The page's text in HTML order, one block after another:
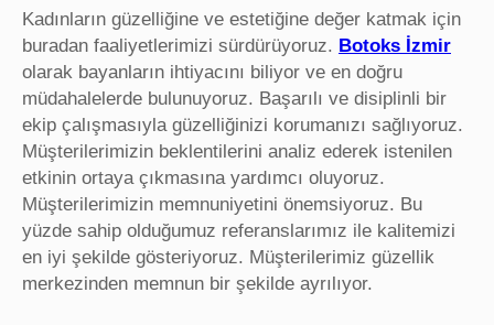
Kadınların güzelliğine ve estetiğine değer katmak için
buradan faaliyetlerimizi sürdürüyoruz. Botoks İzmir
olarak bayanların ihtiyacını biliyor ve en doğru
müdahalelerde bulunuyoruz. Başarılı ve disiplinli bir
ekip çalışmasıyla güzelliğinizi korumanızı sağlıyoruz.
Müşterilerimizin beklentilerini analiz ederek istenilen
etkinin ortaya çıkmasına yardımcı oluyoruz.
Müşterilerimizin memnuniyetini önemsiyoruz. Bu
yüzde sahip olduğumuz referanslarımız ile kalitemizi
en iyi şekilde gösteriyoruz. Müşterilerimiz güzellik
merkezinden memnun bir şekilde ayrılıyor.